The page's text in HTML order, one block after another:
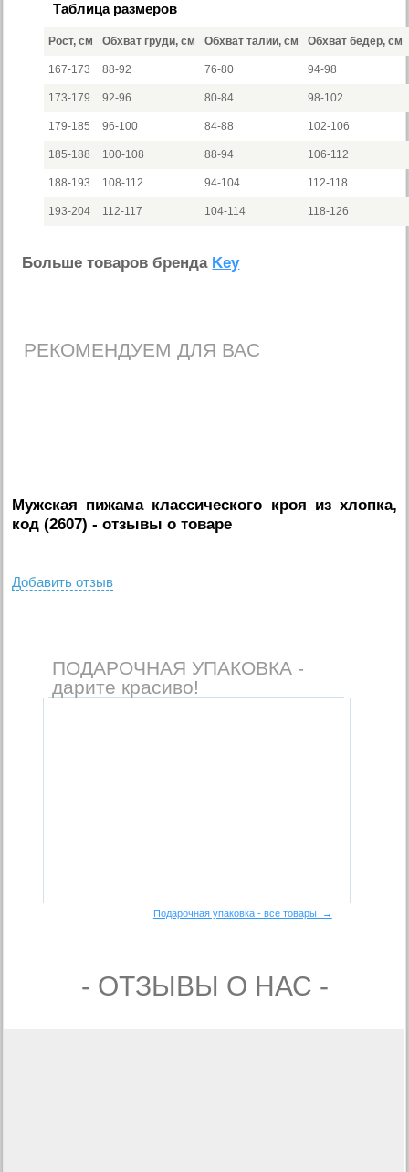
Таблица размеров
Рост, см Обхват груди, см Обхват талии, см Обхват бедер, см
167-173 88-92 76-80 94-98
173-179 92-96 80-84 98-102
179-185 96-100 84-88 102-106
185-188 100-108 88-94 106-112
188-193 108-112 94-104 112-118
193-204 112-117 104-114 118-126
Больше товаров бренда Key
РЕКОМЕНДУЕМ ДЛЯ ВАС
Мужская пижама классического кроя из хлопка,
код (2607) - отзывы о товаре
Добавить отзыв
ПОДАРОЧНАЯ УПАКОВКА -
дарите красиво!
Подарочная упаковка - все товары →
- ОТЗЫВЫ О НАС -